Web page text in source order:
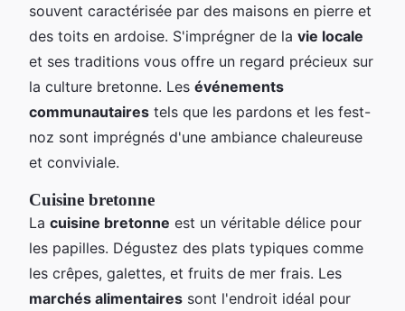
souvent caractérisée par des maisons en pierre et
des toits en ardoise. S'imprégner de la vie locale
et ses traditions vous offre un regard précieux sur
la culture bretonne. Les événements
communautaires tels que les pardons et les fest-
noz sont imprégnés d'une ambiance chaleureuse
et conviviale.
Cuisine bretonne
La cuisine bretonne est un véritable délice pour
les papilles. Dégustez des plats typiques comme
les crêpes, galettes, et fruits de mer frais. Les
marchés alimentaires sont l'endroit idéal pour